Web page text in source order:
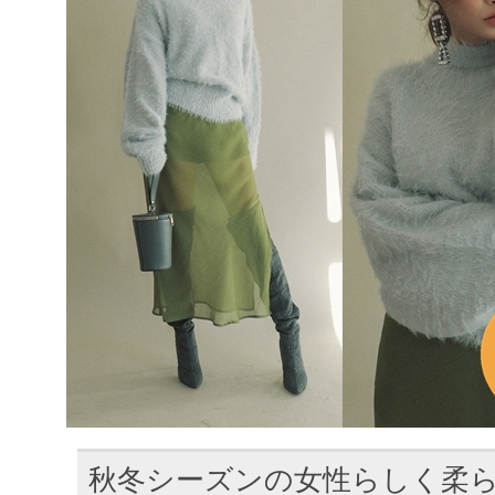
秋冬シーズンの女性らしく柔